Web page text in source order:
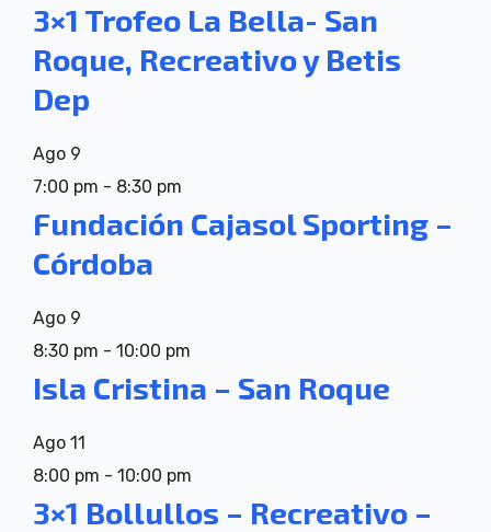
3×1 Trofeo La Bella- San
Roque, Recreativo y Betis
Dep
Ago 9
7:00 pm - 8:30 pm
Fundación Cajasol Sporting –
Córdoba
Ago 9
8:30 pm - 10:00 pm
Isla Cristina – San Roque
Ago 11
8:00 pm - 10:00 pm
3×1 Bollullos – Recreativo –